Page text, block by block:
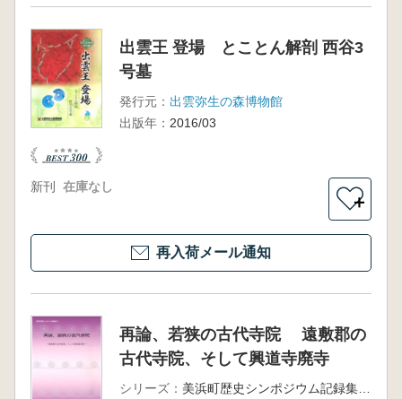
出雲王 登場 とことん解剖 西谷3
号墓
発行元： 出雲弥生の森博物館
出版年： 2016/03
新刊 在庫なし
＋
再入荷メール通知
再論、若狭の古代寺院 遠敷郡の
古代寺院、そして興道寺廃寺
シリーズ：
美浜町歴史シンポジウム記録集10